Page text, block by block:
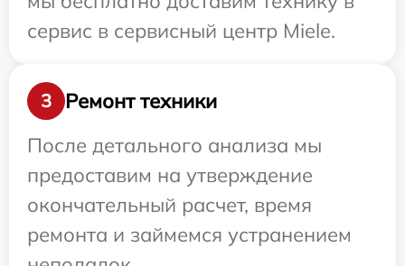
сервис в сервисный центр Miele.
3
Ремонт техники
После детального анализа мы
предоставим на утверждение
окончательный расчет, время
ремонта и займемся устранением